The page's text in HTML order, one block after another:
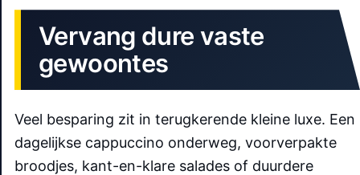
Vervang dure vaste
gewoontes
Veel besparing zit in terugkerende kleine luxe. Een
dagelijkse cappuccino onderweg, voorverpakte
broodjes, kant-en-klare salades of duurdere